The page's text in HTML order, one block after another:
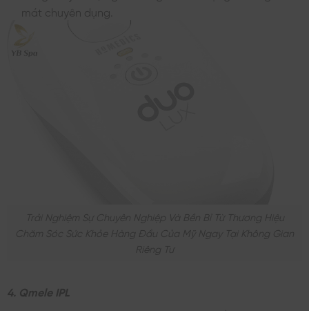
mát chuyên dụng.
Trải Nghiệm Sự Chuyên Nghiệp Và Bền Bỉ Từ Thương Hiệu
Chăm Sóc Sức Khỏe Hàng Đầu Của Mỹ Ngay Tại Không Gian
Riêng Tư
4. Qmele IPL